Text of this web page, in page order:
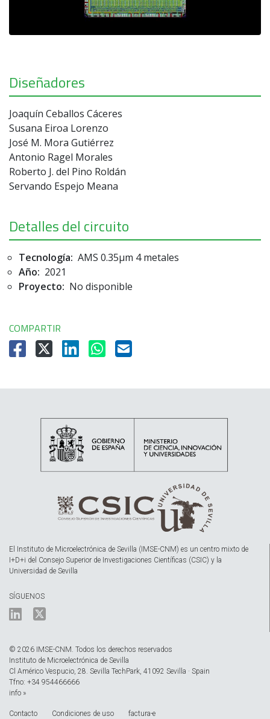
Diseñadores
Joaquín Ceballos Cáceres
Susana Eiroa Lorenzo
José M. Mora Gutiérrez
Antonio Ragel Morales
Roberto J. del Pino Roldán
Servando Espejo Meana
Detalles del circuito
Tecnología: AMS 0.35µm 4 metales
Año: 2021
Proyecto: No disponible
COMPARTIR
El Instituto de Microelectrónica de Sevilla (IMSE-CNM) es un centro mixto de
I+D+i del Consejo Superior de Investigaciones Científicas (CSIC) y la
Universidad de Sevilla
SÍGUENOS
© 2026 IMSE-CNM. Todos los derechos reservados
Instituto de Microelectrónica de Sevilla
Cl Américo Vespucio, 28. Sevilla TechPark, 41092 Sevilla · Spain
Tfno: +34 954466666
info »
Contacto Condiciones de uso factura-e